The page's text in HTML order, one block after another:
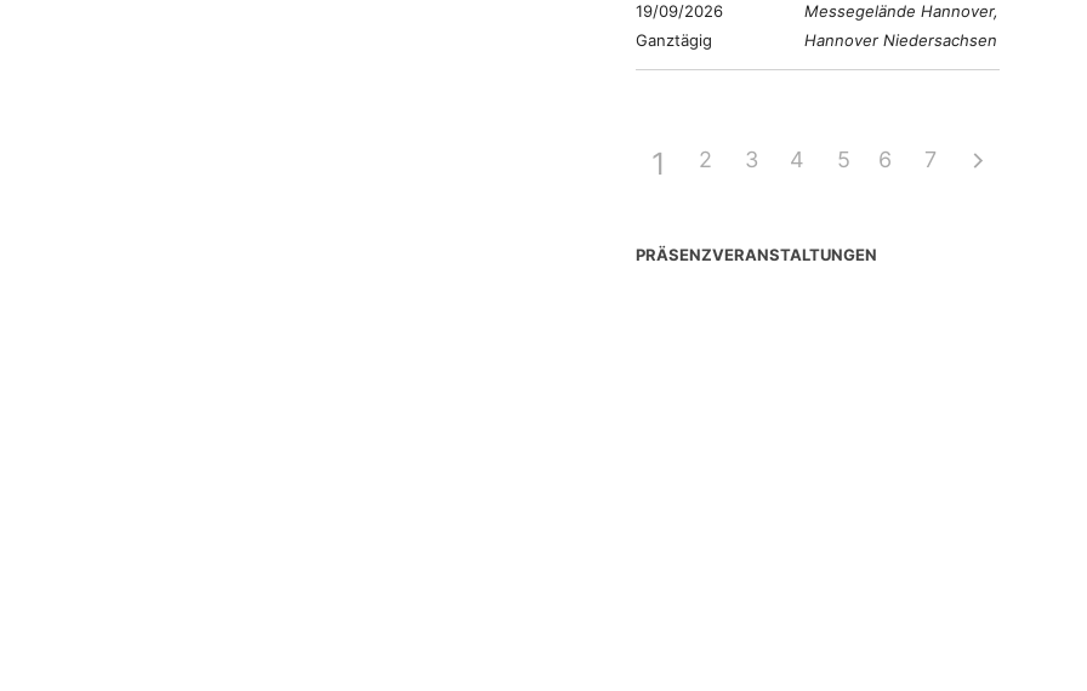
19/09/2026
Ganztägig
Messegelände Hannover,
Hannover Niedersachsen
1 2 3 4 5 6 7
PRÄSENZVERANSTALTUNGEN